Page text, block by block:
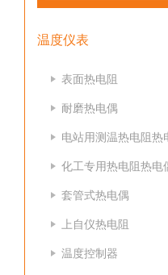
温度仪表
表面热电阻
耐磨热电偶
电站用测温热电阻热
化工专用热电阻热电
套管式热电偶
上自仪热电阻
温度控制器